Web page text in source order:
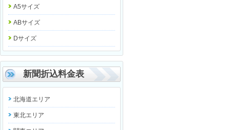
A5サイズ
ABサイズ
Dサイズ
新聞折込料金表
北海道エリア
東北エリア